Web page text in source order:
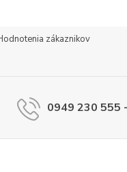
zákaznikov
0949 230 555